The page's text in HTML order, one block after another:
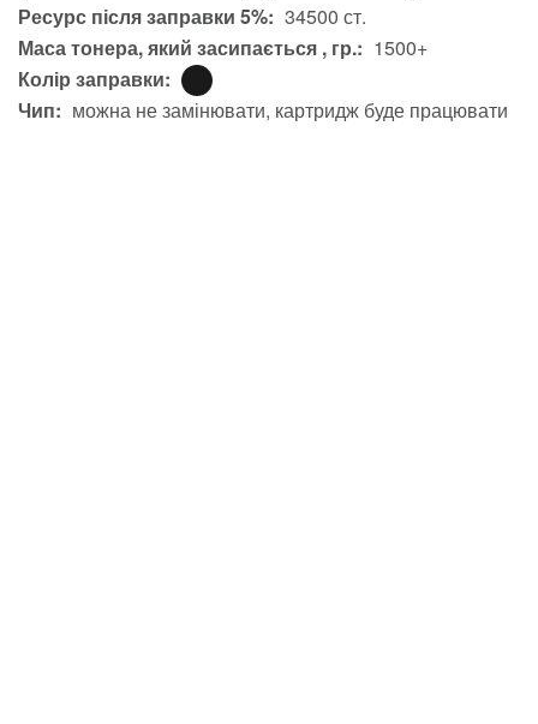
Ресурс після заправки 5%: 34500 ст.
Маса тонера, який засипається , гр.: 1500+
Колір заправки:
Чип: можна не замінювати, картридж буде працювати